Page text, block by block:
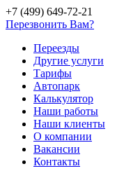
+7 (499) 649-72-21
Перезвонить Вам?
Переезды
Другие услуги
Тарифы
Автопарк
Калькулятор
Наши работы
Наши клиенты
О компании
Вакансии
Контакты